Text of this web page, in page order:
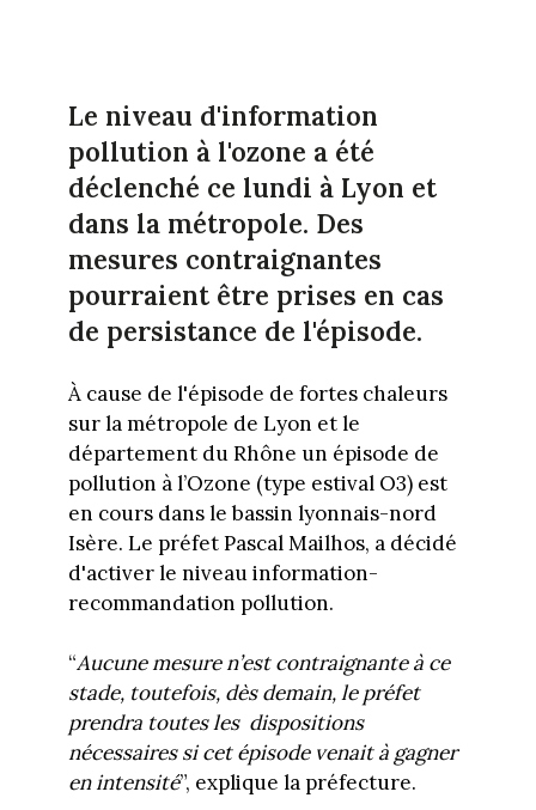
Le niveau d'information
pollution à l'ozone a été
déclenché ce lundi à Lyon et
dans la métropole. Des
mesures contraignantes
pourraient être prises en cas
de persistance de l'épisode.
À cause de l'épisode de fortes chaleurs
sur la métropole de Lyon et le
département du Rhône un épisode de
pollution à l’Ozone (type estival O3) est
en cours dans le bassin lyonnais-nord
Isère. Le préfet Pascal Mailhos, a décidé
d'activer le niveau information-
recommandation pollution.
“Aucune mesure n’est contraignante à ce
stade, toutefois, dès demain, le préfet
prendra toutes les dispositions
nécessaires si cet épisode venait à gagner
en intensité”, explique la préfecture.